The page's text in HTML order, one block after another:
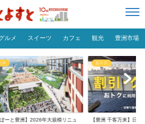
ルメ スイーツ カフェ 観光 豊洲市場
ス
ぽーと豊洲】2026年大規模リニュ
おトク
【豊洲 千客万来】日帰